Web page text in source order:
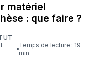
matériel
: que faire ?
Temps de lecture : 19
min